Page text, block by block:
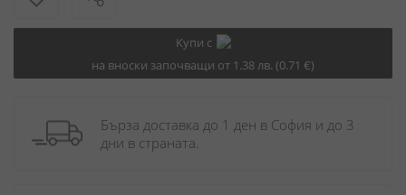
Купи с
на вноски започващи от 1.38 лв. (0.71 €)
Бърза доставка до 1 ден в София и до 3
дни в страната.